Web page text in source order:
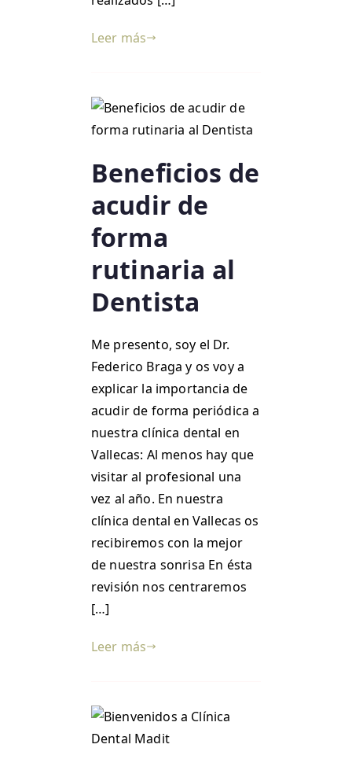
Leer más
Beneficios de
acudir de
forma
rutinaria al
Dentista
Me presento, soy el Dr.
Federico Braga y os voy a
explicar la importancia de
acudir de forma periódica a
nuestra clínica dental en
Vallecas: Al menos hay que
visitar al profesional una
vez al año. En nuestra
clínica dental en Vallecas os
recibiremos con la mejor
de nuestra sonrisa En ésta
revisión nos centraremos
[…]
Leer más